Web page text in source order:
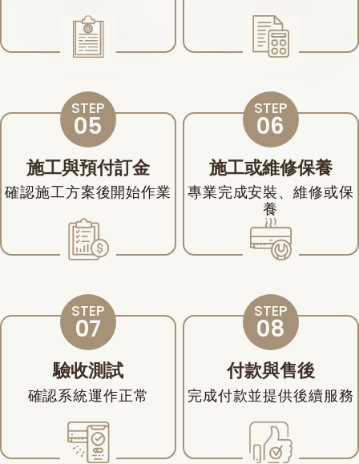
施工與預付訂金
確認施工方案後開始作業
施工或維修保養
專業完成安裝、維修或保
養
驗收測試
確認系統運作正常
付款與售後
完成付款並提供後續服務